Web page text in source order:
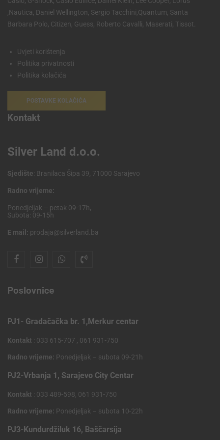
,Nautica, Daniel Wellington, Sergio Tacchini,Quantum, Santa
Barbara Polo, Citizen, Guess, Roberto Cavalli, Maserati, Tissot.
Uvjeti korištenja
Politika privatnosti
Politika kolačića
POSTAVKE KOLAČIĆA
Kontakt
Silver Land d.o.o.
Sjedište: Branilaca Šipa 39, 71000 Sarajevo
Radno vrijeme:
Ponedjeljak – petak 09-17h,
Subota: 09-15h
E mail: prodaja@silverland.ba
Poslovnice
PJ1- Gradačačka br. 1,Merkur centar
Kontakt : 033 615-707 , 061 931-750
Radno vrijeme: Ponedjeljak – subota 09-21h
PJ2-Vrbanja 1, Sarajevo City Centar
Kontakt : 033 489-598, 061 931-750
Radno vrijeme: Ponedjeljak – subota 10-22h
PJ3-Kundurdžiluk 16, Baščarsija